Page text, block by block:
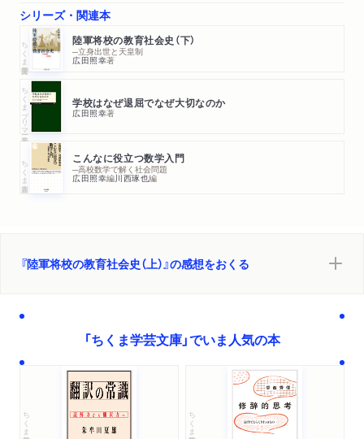
第一章 教育目的とカリキュラム
第一節 はじめに/第二節 教育目的と方針/第三節 カリキュラム/
第四節 小括
第二章 教育者と被教育者
第一節 はじめに/第二節 形式化・形骸化した訓話/第三節 国家我
と立身出世/第四節 生徒の作文から(その1)/第五節 生徒の作文か
ら(その2)/第六節 小括
シリーズ・関連本
ちくま学芸文庫 陸軍将校の教育社会史（下）
─立身出世と天皇制
広田照幸著
ちくまプリマー新書 学校はなぜ退屈でなぜ大切なのか
広田照幸著
ちくま新書 こんなに役立つ数学入門
─高校数学で解く社会問題
広田照幸編川西琢也編
『陸軍将校の教育社会史（上）』の感想をおくる
「ちくま学芸文庫」でいま人気の本
ちくま学芸文庫 ちくま学芸文庫